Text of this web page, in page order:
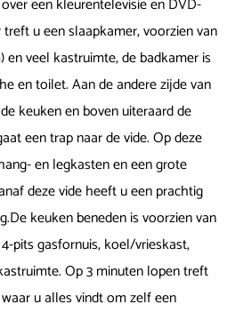
een kleurentelevisie en DVD-
u een slaapkamer, voorzien van
en veel kastruimte, de badkamer is
en toilet. Aan de andere zijde van
keuken en boven uiteraard de
een trap naar de vide. Op deze
en legkasten en een grote
deze vide heeft u een prachtig
keuken beneden is voorzien van
pits gasfornuis, koel/vrieskast,
Op 3 minuten lopen treft
u alles vindt om zelf een